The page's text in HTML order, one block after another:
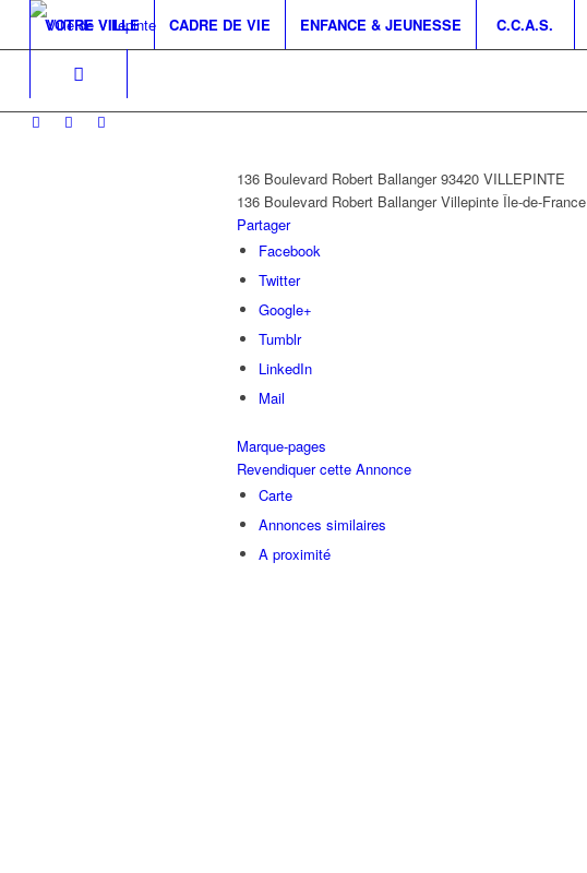
VOTRE VILLE CADRE DE VIE ENFANCE & JEUNESSE C.C.A.S.
136 Boulevard Robert Ballanger 93420 VILLEPINTE
136 Boulevard Robert Ballanger Villepinte Île-de-France
Partager
Facebook
Twitter
Google+
Tumblr
LinkedIn
Mail
Marque-pages
Revendiquer cette Annonce
Carte
Annonces similaires
A proximité